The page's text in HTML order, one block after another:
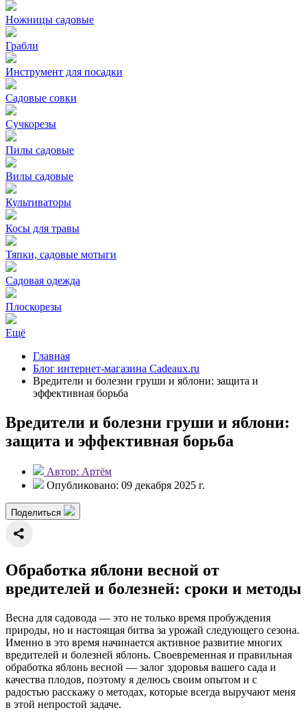
Ножницы садовые
Грабли
Инструмент для посадки
Садовые совки
Сучкорезы
Пилы садовые
Вилы садовые
Культиваторы
Косы для травы
Тяпки, садовые мотыги
Садовая одежда
Плоскорезы
Ещё
Главная
Блог интернет-магазина Cadeaux.ru
Вредители и болезни груши и яблони: защита и
эффективная борьба
Вредители и болезни груши и яблони:
защита и эффективная борьба
Автор: Артём
Опубликовано: 09 декабря 2025 г.
Поделиться
Обработка яблони весной от
вредителей и болезней: сроки и методы
Весна для садовода — это не только время пробуждения
природы, но и настоящая битва за урожай следующего сезона.
Именно в это время начинается активное развитие многих
вредителей и болезней яблонь. Своевременная и правильная
обработка яблонь весной — залог здоровья вашего сада и
качества плодов, поэтому я делюсь своим опытом и с
радостью расскажу о методах, которые всегда выручают меня
в этой непростой задаче.